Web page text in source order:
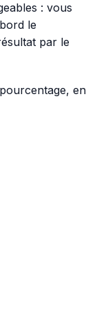
: vous
le
par le
en